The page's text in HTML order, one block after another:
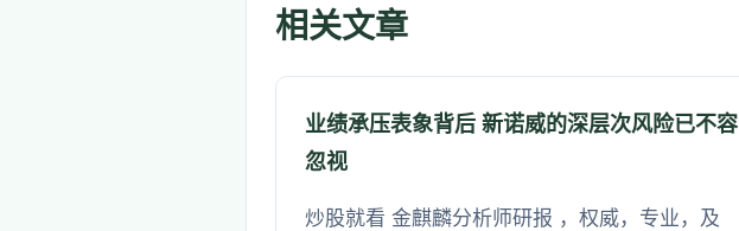
相关文章
业绩承压表象背后 新诺威的深层次风险已不容
忽视
炒股就看 金麒麟分析师研报 ，权威，专业，及